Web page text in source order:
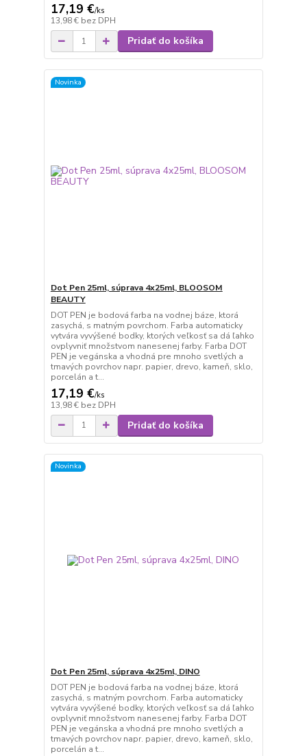
17,19 €/ks
13,98 € bez DPH
Pridať do košíka
Novinka
Dot Pen 25ml, súprava 4x25ml, BLOOSOM
BEAUTY
DOT PEN je bodová farba na vodnej báze, ktorá
zasychá, s matným povrchom. Farba automaticky
vytvára vyvýšené bodky, ktorých veľkosť sa dá ľahko
ovplyvniť množstvom nanesenej farby. Farba DOT
PEN je vegánska a vhodná pre mnoho svetlých a
tmavých povrchov napr. papier, drevo, kameň, sklo,
porcelán a t...
17,19 €/ks
13,98 € bez DPH
Pridať do košíka
Novinka
Dot Pen 25ml, súprava 4x25ml, DINO
DOT PEN je bodová farba na vodnej báze, ktorá
zasychá, s matným povrchom. Farba automaticky
vytvára vyvýšené bodky, ktorých veľkosť sa dá ľahko
ovplyvniť množstvom nanesenej farby. Farba DOT
PEN je vegánska a vhodná pre mnoho svetlých a
tmavých povrchov napr. papier, drevo, kameň, sklo,
porcelán a t...